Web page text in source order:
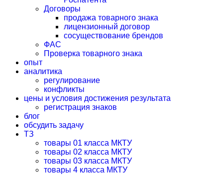
Договоры
продажа товарного знака
лицензионный договор
сосуществование брендов
ФАС
Проверка товарного знака
опыт
аналитика
регулирование
конфликты
цены и условия достижения результата
регистрация знаков
блог
обсудить задачу
ТЗ
товары 01 класса МКТУ
товары 02 класса МКТУ
товары 03 класса МКТУ
товары 4 класса МКТУ